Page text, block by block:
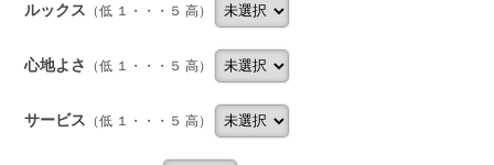
ルックス （低 １・・・５ 高）
心地よさ （低 １・・・５ 高）
サービス （低 １・・・５ 高）